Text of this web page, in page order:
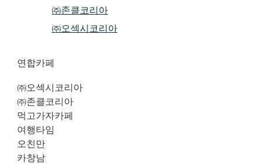
㈜존클코리아
㈜오섹시코리아
연합카페
㈜오섹시코리아
㈜존클코리아
먹고가자카페
여행타임
오친만
카창남